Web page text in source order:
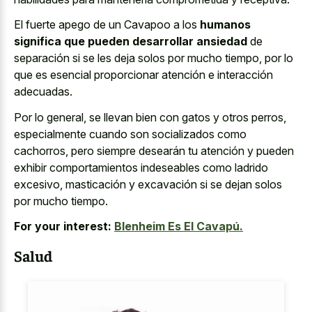
El fuerte apego de un Cavapoo a los humanos
significa que pueden desarrollar ansiedad de
separación si se les deja solos por mucho tiempo, por lo
que es esencial proporcionar atención e interacción
adecuadas.
Por lo general, se llevan bien con gatos y otros perros,
especialmente cuando son socializados como
cachorros, pero siempre desearán tu atención y pueden
exhibir comportamientos indeseables como ladrido
excesivo, masticación y excavación si se dejan solos
por mucho tiempo.
For your interest: Blenheim Es El Cavapú.
Salud